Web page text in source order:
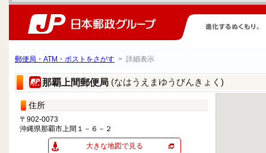
郵便局・ATM・ポストをさがす > 詳細表示
那覇上間郵便局 (なはうえまゆうびんきょく)
住所
〒902-0073
沖縄県那覇市上間１－６－２
大きな地図で見る